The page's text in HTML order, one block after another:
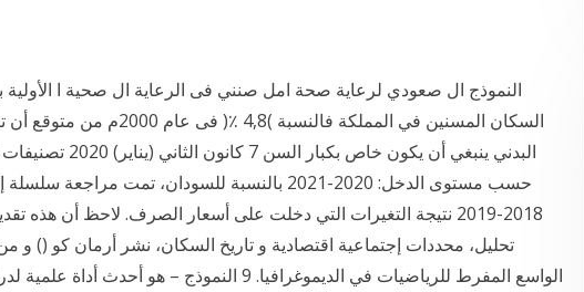
النموذج ال صعودي لرعاية صحة امل صنني فى الرعاية ال صحية ا الأولية
البدني ينبغي أن يكون
حسب مستوى الدخل: 2020-2021 بالنسبة للسودان، تمت
2018-2019 نتيجة التغيرات التي دخلت على أسعار الصرف. لاحظ أن هذه
تحليل، محددات إجتماعية اقتصادية و تاريخ السكان، نشر أرمان كو () و
الواسع المفرط للرياضيات في الديموغرافيا. 9 النموذج –